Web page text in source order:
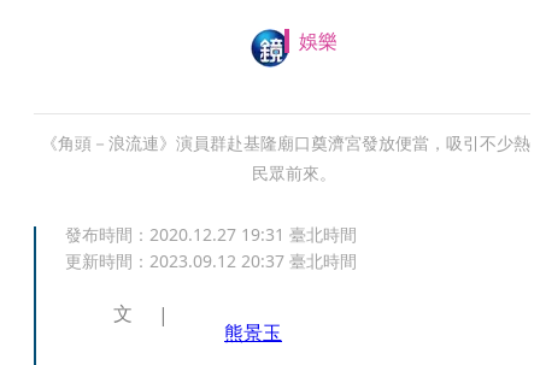
娛樂
《角頭－浪流連》演員群赴基隆廟口奠濟宮發放便當，吸引不少熱
民眾前來。
發布時間： 2020.12.27 19:31 臺北時間
更新時間： 2023.09.12 20:37 臺北時間
文
熊景玉